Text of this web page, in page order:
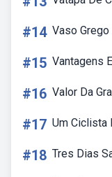
#14 Vaso
#15 Vantagens
#16 Valor Da
#17 Um Ciclista
#18 Tres Dias